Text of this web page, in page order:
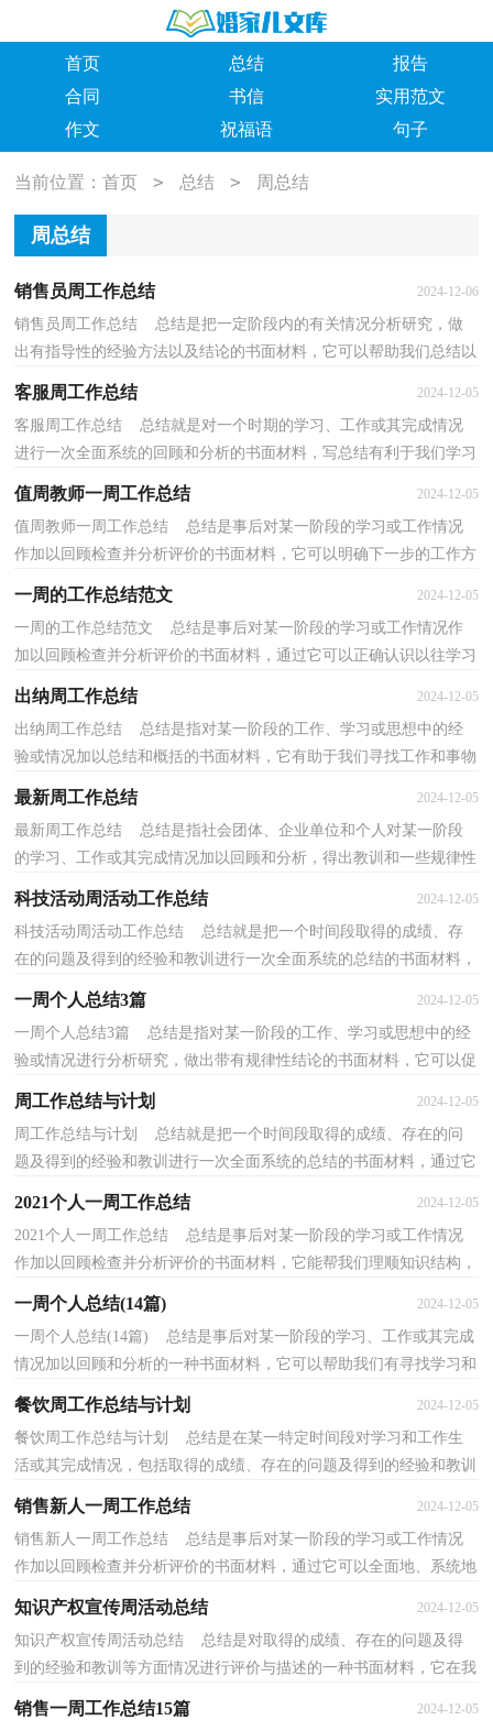
首页 总结
报告
合同
书信
实用范文
作文
祝福语 句子
当前位置：首页 > 总结 > 周总结
周总结
销售员周工作总结 2024-12-06
销售员周工作总结 总结是把一定阶段内的有关情况分析研究，做
出有指导性的经验方法以及结论的书面材料，它可以帮助我们总结以
往思想，发扬成绩，不如我们来制定一份总结吧。你所...
客服周工作总结 2024-12-05
客服周工作总结 总结就是对一个时期的学习、工作或其完成情况
进行一次全面系统的回顾和分析的书面材料，写总结有利于我们学习
值周教师一周工作总结 2024-12-05
值周教师一周工作总结 总结是事后对某一阶段的学习或工作情况
作加以回顾检查并分析评价的书面材料，它可以明确下一步的工作方
一周的工作总结范文 2024-12-05
一周的工作总结范文 总结是事后对某一阶段的学习或工作情况作
加以回顾检查并分析评价的书面材料，通过它可以正确认识以往学习
出纳周工作总结 2024-12-05
出纳周工作总结 总结是指对某一阶段的工作、学习或思想中的经
验或情况加以总结和概括的书面材料，它有助于我们寻找工作和事物
最新周工作总结 2024-12-05
最新周工作总结 总结是指社会团体、企业单位和个人对某一阶段
的学习、工作或其完成情况加以回顾和分析，得出教训和一些规律性
科技活动周活动工作总结 2024-12-05
科技活动周活动工作总结 总结就是把一个时间段取得的成绩、存
在的问题及得到的经验和教训进行一次全面系统的总结的书面材料，
一周个人总结3篇 2024-12-05
一周个人总结3篇 总结是指对某一阶段的工作、学习或思想中的经
验或情况进行分析研究，做出带有规律性结论的书面材料，它可以促
周工作总结与计划 2024-12-05
周工作总结与计划 总结就是把一个时间段取得的成绩、存在的问
题及得到的经验和教训进行一次全面系统的总结的书面材料，通过它
2021个人一周工作总结 2024-12-05
2021个人一周工作总结 总结是事后对某一阶段的学习或工作情况
作加以回顾检查并分析评价的书面材料，它能帮我们理顺知识结构，
一周个人总结(14篇) 2024-12-05
一周个人总结(14篇) 总结是事后对某一阶段的学习、工作或其完成
情况加以回顾和分析的一种书面材料，它可以帮助我们有寻找学习和
餐饮周工作总结与计划 2024-12-05
餐饮周工作总结与计划 总结是在某一特定时间段对学习和工作生
活或其完成情况，包括取得的成绩、存在的问题及得到的经验和教训
销售新人一周工作总结 2024-12-05
销售新人一周工作总结 总结是事后对某一阶段的学习或工作情况
作加以回顾检查并分析评价的书面材料，通过它可以全面地、系统地
知识产权宣传周活动总结 2024-12-05
知识产权宣传周活动总结 总结是对取得的成绩、存在的问题及得
到的经验和教训等方面情况进行评价与描述的一种书面材料，它在我
销售一周工作总结15篇 2024-12-05